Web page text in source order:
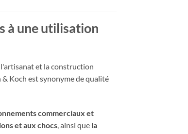
à une utilisation
et la construction
& Koch est synonyme de qualité
commerciaux et
et aux chocs , ainsi que la